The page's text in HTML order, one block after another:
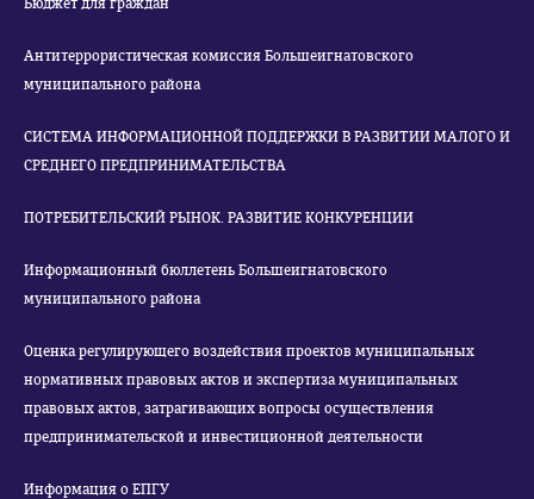
Бюджет для граждан
Антитеррористическая комиссия Большеигнатовского
муниципального района
СИСТЕМА ИНФОРМАЦИОННОЙ ПОДДЕРЖКИ В РАЗВИТИИ МАЛОГО И
СРЕДНЕГО ПРЕДПРИНИМАТЕЛЬСТВА
ПОТРЕБИТЕЛЬСКИЙ РЫНОК. РАЗВИТИЕ КОНКУРЕНЦИИ
Информационный бюллетень Большеигнатовского
муниципального района
Оценка регулирующего воздействия проектов муниципальных
нормативных правовых актов и экспертиза муниципальных
правовых актов, затрагивающих вопросы осуществления
предпринимательской и инвестиционной деятельности
Информация о ЕПГУ